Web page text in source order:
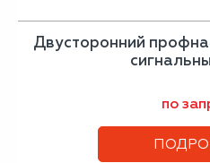
Двусторонний
по